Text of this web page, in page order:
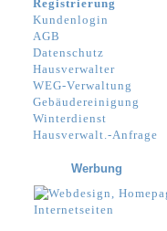
Registrierung
Kundenlogin
AGB
Datenschutz
Hausverwalter
WEG-Verwaltung
Gebäudereinigung
Winterdienst
Hausverwalt.-Anfrage
Werbung